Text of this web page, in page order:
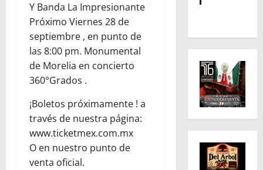
Y Banda La Impresionante
Próximo Viernes 28 de
septiembre , en punto de
las 8:00 pm. Monumental
de Morelia en concierto
360°Grados .
¡Boletos próximamente ! a
través de nuestra página:
www.ticketmex.com.mx
O en nuestro punto de
venta oficial.